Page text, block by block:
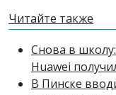
Читайте также
Снова в
Huawei
В Пинске